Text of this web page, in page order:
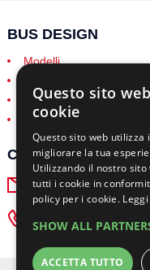
BUS DESIGN
Modelli
Lavora con noi
GDPR
CONTATTI
Questo sito
cookie
Questo sito web utilizza
migliorare la tua
Utilizzando il nostro sito
tutti i cookie in
policy per i cookie.
SHOW ALL
ACCETTA TUTTO